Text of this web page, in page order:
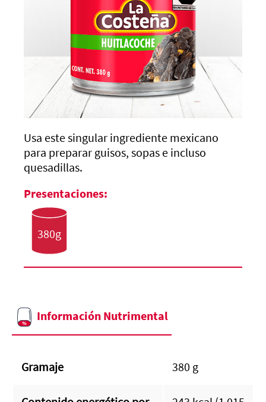
Usa este singular ingrediente mexicano
para preparar guisos, sopas e incluso
quesadillas.
Presentaciones:
380g
Información Nutrimental
Gramaje 380 g